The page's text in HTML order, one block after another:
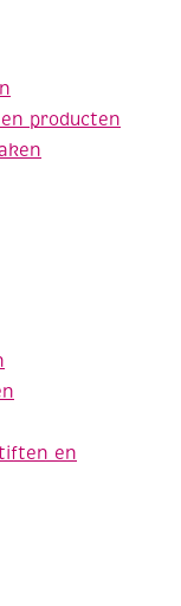
producten
en